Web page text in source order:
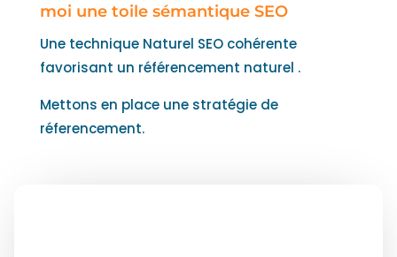
moi une toile sémantique SEO
Une technique Naturel SEO cohérente
favorisant un référencement naturel .
Mettons en place une stratégie de
réferencement.